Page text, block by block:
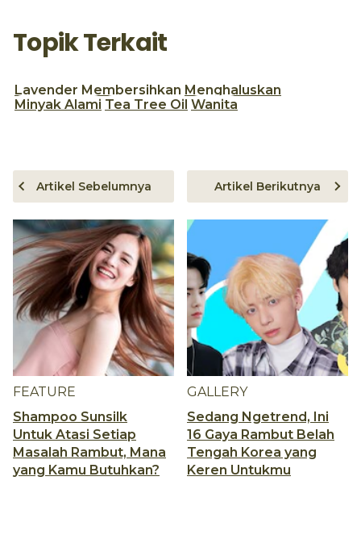
Topik Terkait
Lavender Membersihkan Menghaluskan
Minyak Alami Tea Tree Oil Wanita
FEATURE
Shampoo Sunsilk
Untuk Atasi Setiap
Masalah Rambut, Mana
yang Kamu Butuhkan?
Artikel Sebelumnya
GALLERY
Sedang Ngetrend, Ini
16 Gaya Rambut Belah
Tengah Korea yang
Keren Untukmu
Artikel Berikutnya